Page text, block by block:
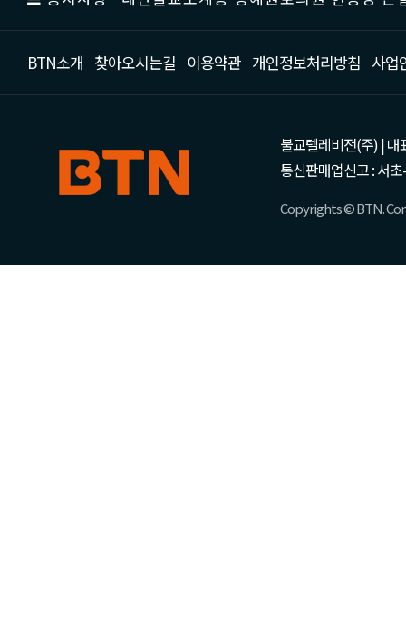
BTN소개 찾아오시는길 이용약관 개인정보처리방침 사업
불교텔레비전(주) | 대
통신판매업신고 : 서
Copyrights © BTN.